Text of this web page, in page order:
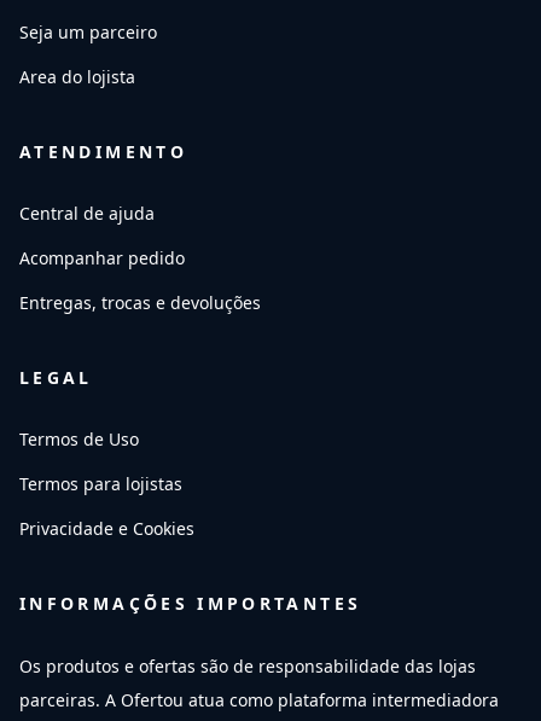
Seja um parceiro
Area do lojista
ATENDIMENTO
Central de ajuda
Acompanhar pedido
Entregas, trocas e devoluções
LEGAL
Termos de Uso
Termos para lojistas
Privacidade e Cookies
INFORMAÇÕES IMPORTANTES
Os produtos e ofertas são de responsabilidade das lojas
parceiras. A Ofertou atua como plataforma intermediadora